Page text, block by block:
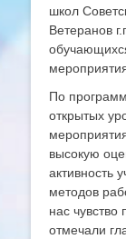
школ
Ветеранов
По
открытых
высокую
активность
методов
нас чувство
отмечали